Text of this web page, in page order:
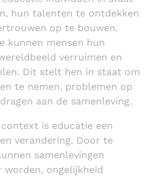
hun talenten te ontdekken
op te bouwen.
kunnen mensen hun
verruimen en
Dit stelt hen in staat om
te nemen, problemen op
aan de samenleving.
is educatie een
verandering. Door te
samenlevingen
worden, ongelijkheid